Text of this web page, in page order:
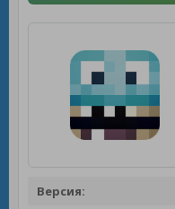
Версия: